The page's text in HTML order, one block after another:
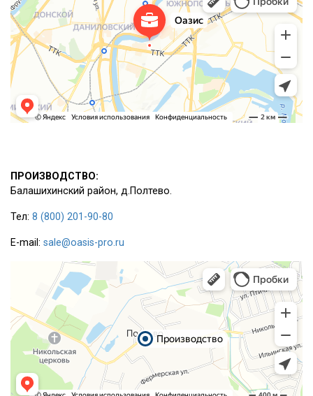
ПРОИЗВОДСТВО:
Балашихинский район, д.Полтево.
Тел: 8 (800) 201-90-80
E-mail: sale@oasis-pro.ru